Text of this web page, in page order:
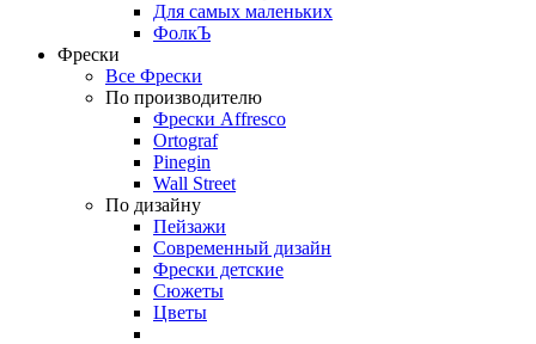
Для самых маленьких
ФолкЪ
Фрески
Все Фрески
По производителю
Фрески Affresco
Ortograf
Pinegin
Wall Street
По дизайну
Пейзажи
Современный дизайн
Фрески детские
Сюжеты
Цветы